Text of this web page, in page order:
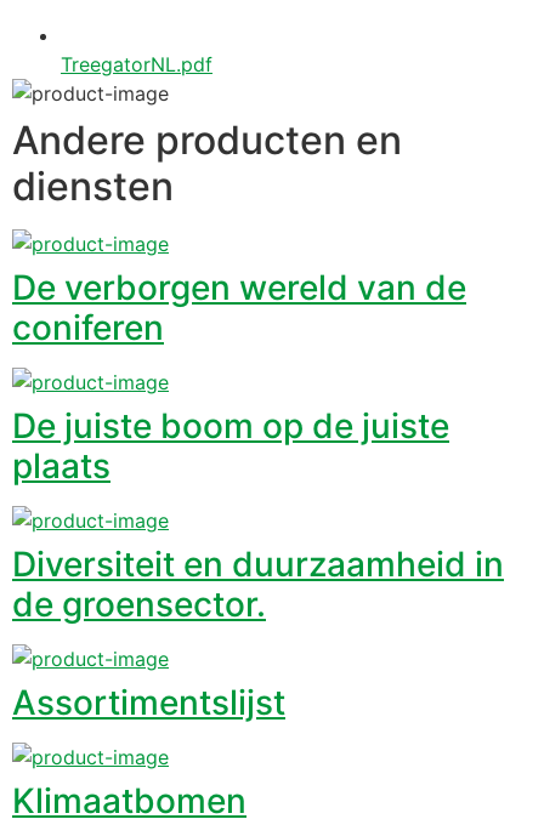
TreegatorNL.pdf
Andere producten en
diensten
De verborgen wereld van de
coniferen
De juiste boom op de juiste
plaats
Diversiteit en duurzaamheid in
de groensector.
Assortimentslijst
Klimaatbomen